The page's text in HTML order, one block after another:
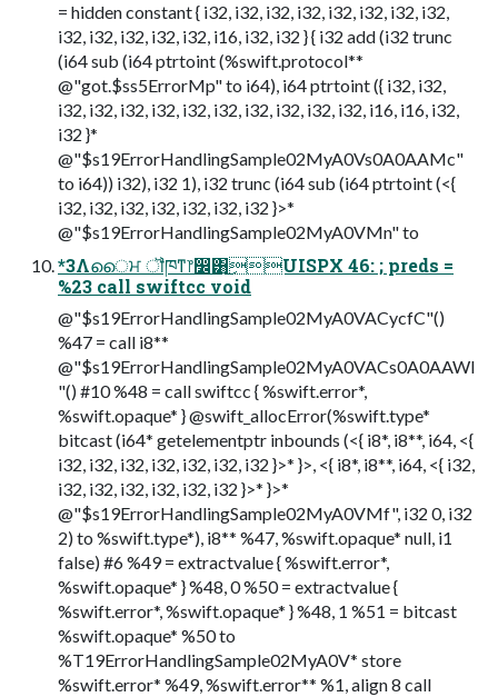
= hidden constant { i32, i32, i32, i32, i32, i32, i32, i32,
i32, i32, i32, i32, i32, i16, i32, i32 } { i32 add (i32 trunc
(i64 sub (i64 ptrtoint (%swift.protocol**
@"got.$ss5ErrorMp" to i64), i64 ptrtoint ({ i32, i32,
i32, i32, i32, i32, i32, i32, i32, i32, i32, i32, i16, i16, i32,
i32 }*
@"$s19ErrorHandlingSample02MyA0Vs0A0AAMc"
to i64)) i32), i32 1), i32 trunc (i64 sub (i64 ptrtoint (<{
i32, i32, i32, i32, i32, i32, i32 }>*
@"$s19ErrorHandlingSample02MyA0VMn" to
*3Λൈਮ ॏཁͳ෦෼͸͜͜UISPX 46: ; preds =
%23 call swiftcc void
@"$s19ErrorHandlingSample02MyA0VACycfC"()
%47 = call i8**
@"$s19ErrorHandlingSample02MyA0VACs0A0AAWl
"() #10 %48 = call swiftcc { %swift.error*,
%swift.opaque* } @swift_allocError(%swift.type*
bitcast (i64* getelementptr inbounds (<{ i8*, i8**, i64, <{
i32, i32, i32, i32, i32, i32, i32 }>* }>, <{ i8*, i8**, i64, <{ i32,
i32, i32, i32, i32, i32, i32 }>* }>*
@"$s19ErrorHandlingSample02MyA0VMf", i32 0, i32
2) to %swift.type*), i8** %47, %swift.opaque* null, i1
false) #6 %49 = extractvalue { %swift.error*,
%swift.opaque* } %48, 0 %50 = extractvalue {
%swift.error*, %swift.opaque* } %48, 1 %51 = bitcast
%swift.opaque* %50 to
%T19ErrorHandlingSample02MyA0V* store
%swift.error* %49, %swift.error** %1, align 8 call